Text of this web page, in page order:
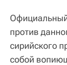
против
сирийского
собой